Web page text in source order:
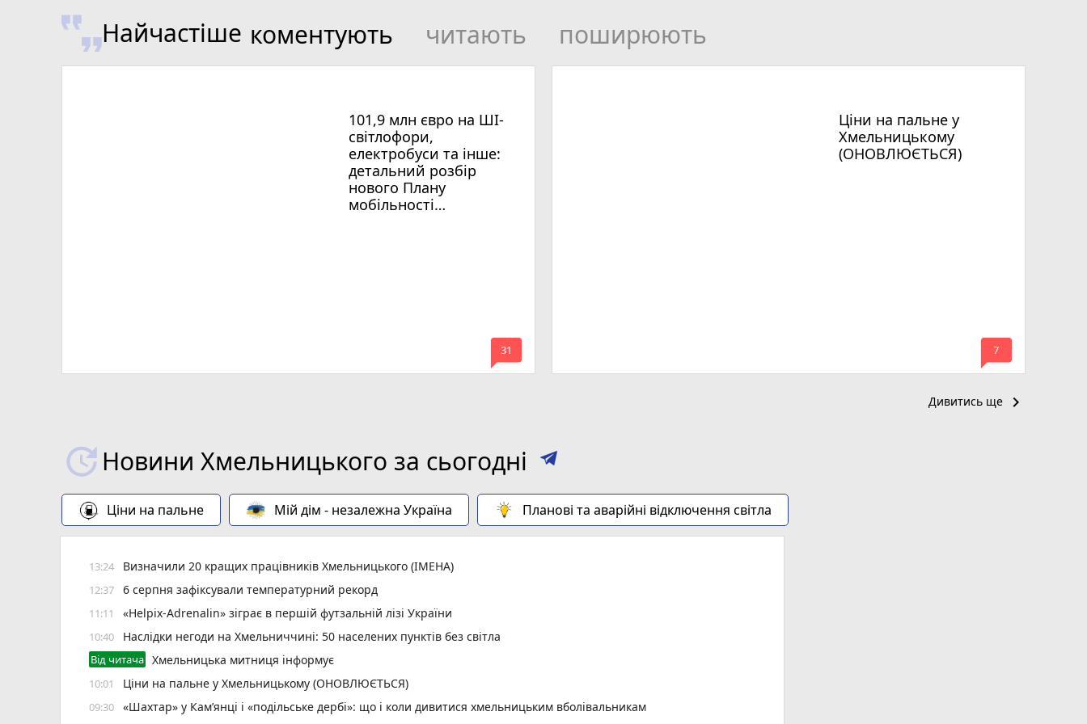
Найчастіше коментують читають поширюють
101,9 млн євро на ШІ-
світлофори,
електробуси та інше:
детальний розбір
нового Плану
мобільності
mode_comment
31
Ціни на пальне у
Хмельницькому
(ОНОВЛЮЄТЬСЯ)
mode_comment
7
Дивитись ще keyboard_arrow_right
Новини Хмельницького за сьогодні
Ціни на пальне Мій дім - незалежна Україна Планові та аварійні відключення світла
13:24 Визначили 20 кращих працівників Хмельницького (ІМЕНА)
12:37 6 серпня зафіксували температурний рекорд
11:11 «Helpix-Adrenalin» зіграє в першій футзальній лізі України
10:40 Наслідки негоди на Хмельниччині: 50 населених пунктів без світла
Від читача Хмельницька митниця інформує
10:01 Ціни на пальне у Хмельницькому (ОНОВЛЮЄТЬСЯ)
09:30 «Шахтар» у Камʼянці і «подільське дербі»: що і коли дивитися хмельницьким вболівальникам